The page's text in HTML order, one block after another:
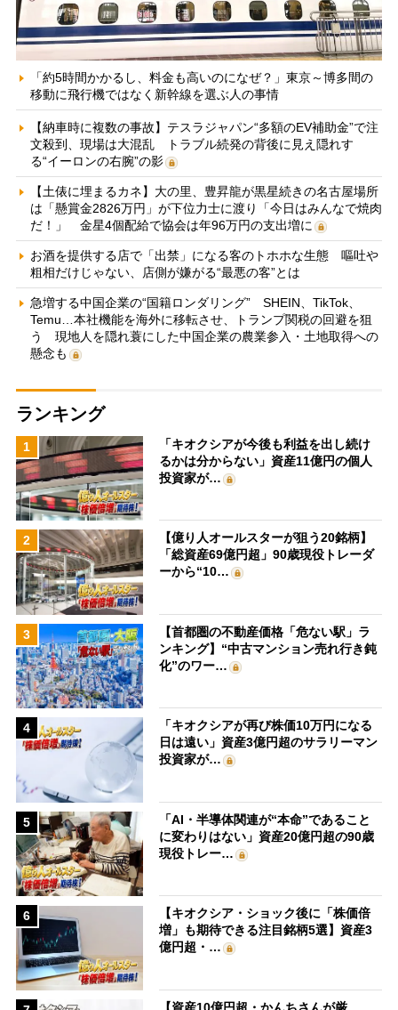
「約5時間かかるし、料金も高いのになぜ？」東京～博多間の
移動に飛行機ではなく新幹線を選ぶ人の事情
【納車時に複数の事故】テスラジャパン“多額のEV補助金”で注
文殺到、現場は大混乱 トラブル続発の背後に見え隠れす
る“イーロンの右腕”の影
【土俵に埋まるカネ】大の里、豊昇龍が黒星続きの名古屋場所
は「懸賞金2826万円」が下位力士に渡り「今日はみんなで焼肉
だ！」 金星4個配給で協会は年96万円の支出増に
お酒を提供する店で「出禁」になる客のトホホな生態 嘔吐や
粗相だけじゃない、店側が嫌がる“最悪の客”とは
急増する中国企業の“国籍ロンダリング” SHEIN、TikTok、
Temu…本社機能を海外に移転させ、トランプ関税の回避を狙
う 現地人を隠れ蓑にした中国企業の農業参入・土地取得への
懸念も
ランキング
1
「キオクシアが今後も利益を出し続け
るかは分からない」資産11億円の個人
投資家が…
2
【億り人オールスターが狙う20銘柄】
「総資産69億円超」90歳現役トレーダ
ーから“10…
3
【首都圏の不動産価格「危ない駅」ラ
ンキング】“中古マンション売れ行き鈍
化”のワー…
4
「キオクシアが再び株価10万円になる
日は遠い」資産3億円超のサラリーマン
投資家が…
5
「AI・半導体関連が“本命”であること
に変わりはない」資産20億円超の90歳
現役トレー…
6
【キオクシア・ショック後に「株価倍
増」も期待できる注目銘柄5選】資産3
億円超・…